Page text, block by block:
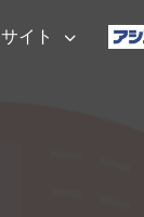
サイト